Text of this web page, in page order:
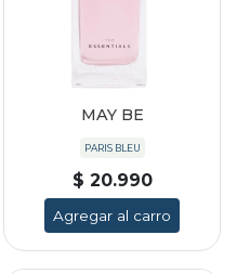
MAY BE
PARIS BLEU
$ 20.990
Agregar al carro